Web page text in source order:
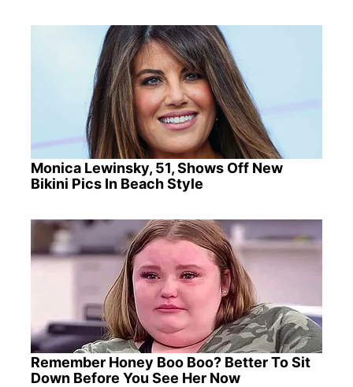
Monica Lewinsky, 51, Shows Off New
Bikini Pics In Beach Style
Remember Honey Boo Boo? Better To Sit
Down Before You See Her Now